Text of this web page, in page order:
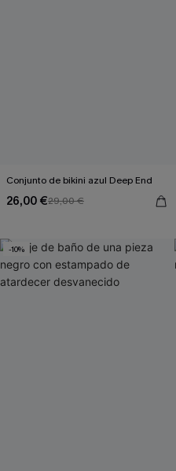
Conjunto de bikini azul Deep End
26,00 €29,00 €
-10%